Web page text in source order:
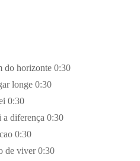
do horizonte 0:30
longe 0:30
0:30
diferença 0:30
0:30
de viver 0:30